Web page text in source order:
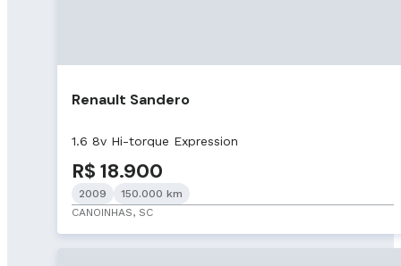
Renault Sandero
1.6 8v Hi-torque Expression
R$ 18.900
2009
150.000 km
CANOINHAS, SC